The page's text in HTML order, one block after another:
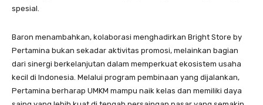
spesial.
Baron menambahkan, kolaborasi menghadirkan Bright Store by
Pertamina bukan sekadar aktivitas promosi, melainkan bagian
dari sinergi berkelanjutan dalam memperkuat ekosistem usaha
kecil di Indonesia. Melalui program pembinaan yang dijalankan,
Pertamina berharap UMKM mampu naik kelas dan memiliki daya